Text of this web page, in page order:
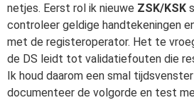
netjes. Eerst rol ik nieuwe ZSK/KSK
controleer geldige handtekeningen
met de registeroperator. Het te
de DS leidt tot validatiefouten die
Ik houd daarom een smal
documenteer de volgorde en test